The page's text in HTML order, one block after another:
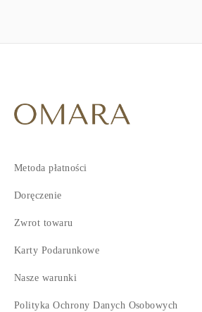
Metoda płatności
Doręczenie
Zwrot towaru
Karty Podarunkowe
Nasze warunki
Polityka Ochrony Danych Osobowych